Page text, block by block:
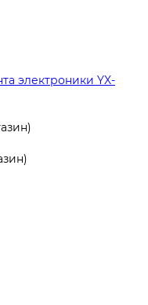
электроники YX-